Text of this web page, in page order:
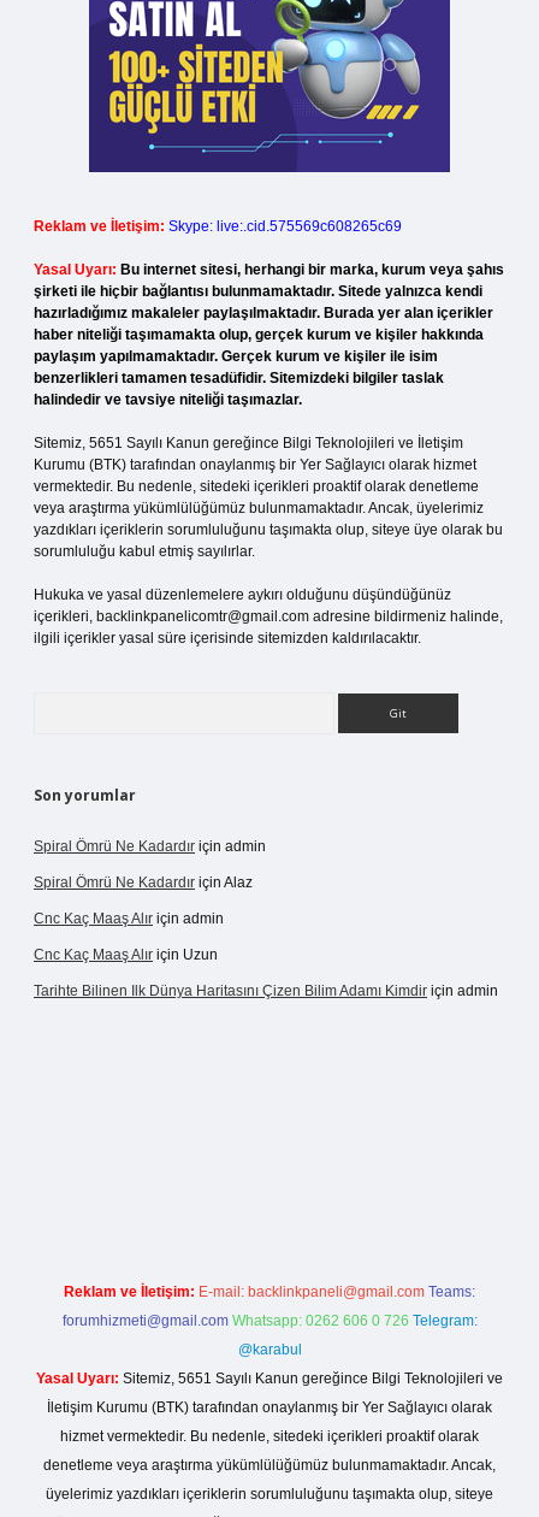
Reklam ve İletişim: Skype: live:.cid.575569c608265c69
Yasal Uyarı: Bu internet sitesi, herhangi bir marka, kurum veya şahıs
şirketi ile hiçbir bağlantısı bulunmamaktadır. Sitede yalnızca kendi
hazırladığımız makaleler paylaşılmaktadır. Burada yer alan içerikler
haber niteliği taşımamakta olup, gerçek kurum ve kişiler hakkında
paylaşım yapılmamaktadır. Gerçek kurum ve kişiler ile isim
benzerlikleri tamamen tesadüfidir. Sitemizdeki bilgiler taslak
halindedir ve tavsiye niteliği taşımazlar.
Sitemiz, 5651 Sayılı Kanun gereğince Bilgi Teknolojileri ve İletişim
Kurumu (BTK) tarafından onaylanmış bir Yer Sağlayıcı olarak hizmet
vermektedir. Bu nedenle, sitedeki içerikleri proaktif olarak denetleme
veya araştırma yükümlülüğümüz bulunmamaktadır. Ancak, üyelerimiz
yazdıkları içeriklerin sorumluluğunu taşımakta olup, siteye üye olarak bu
sorumluluğu kabul etmiş sayılırlar.
Hukuka ve yasal düzenlemelere aykırı olduğunu düşündüğünüz
içerikleri, backlinkpanelicomtr@gmail.com adresine bildirmeniz halinde,
ilgili içerikler yasal süre içerisinde sitemizden kaldırılacaktır.
Son yorumlar
Spiral Ömrü Ne Kadardır için admin
Spiral Ömrü Ne Kadardır için Alaz
Cnc Kaç Maaş Alır için admin
Cnc Kaç Maaş Alır için Uzun
Tarihte Bilinen Ilk Dünya Haritasını Çizen Bilim Adamı Kimdir için admin
Reklam ve İletişim: E-mail: backlinkpaneli@gmail.com Teams:
forumhizmeti@gmail.com Whatsapp: 0262 606 0 726 Telegram:
@karabul
Yasal Uyarı: Sitemiz, 5651 Sayılı Kanun gereğince Bilgi Teknolojileri ve
İletişim Kurumu (BTK) tarafından onaylanmış bir Yer Sağlayıcı olarak
hizmet vermektedir. Bu nedenle, sitedeki içerikleri proaktif olarak
denetleme veya araştırma yükümlülüğümüz bulunmamaktadır. Ancak,
üyelerimiz yazdıkları içeriklerin sorumluluğunu taşımakta olup, siteye